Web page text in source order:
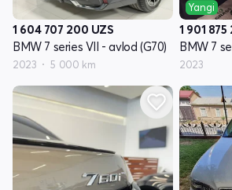
1 604 707 200 UZS
BMW 7 series VII - avlod (G70)
2023 5 000 km
Yangi
1 901
BMW 7
2023